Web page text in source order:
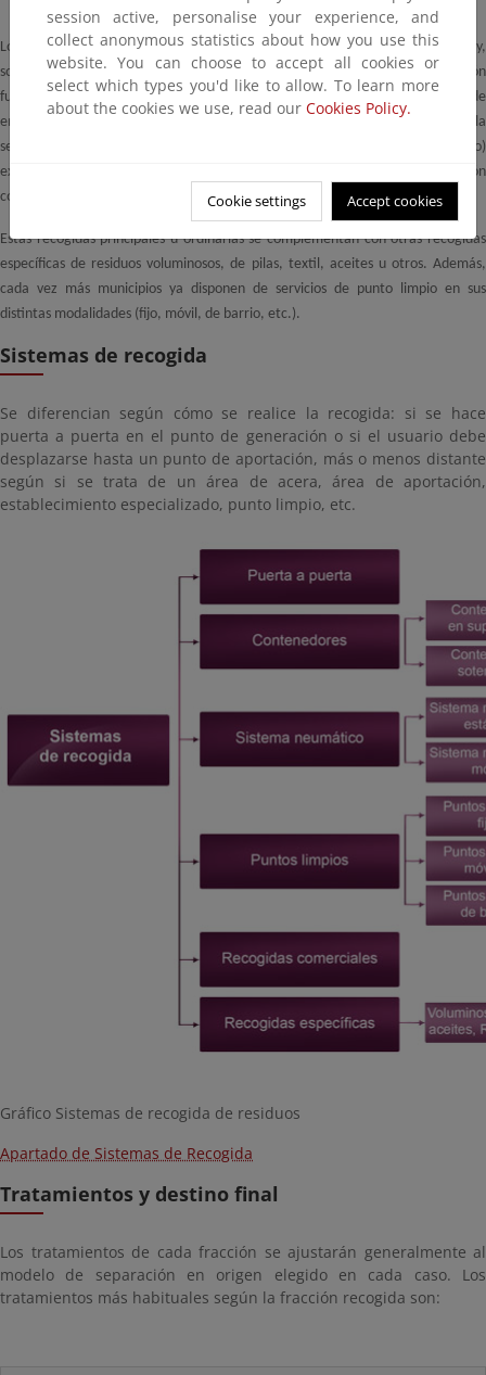
Los más habituales son el Tipo 1 (especialmente en Cataluña), Tipo 4 y,
sobretodo el Tipo 5. El modelo húmedo/seco (Tipo 2) realiza la separación
fundamentalmente de la fracción orgánica e inorgánica (incluye los residuos de
envases). El Tipo 6 es un modelo residual en España, que no integra la
separación de residuos de envases ligeros. Finalmente, el Tipo 3 (Multiproducto)
existe sólo en algunas zonas y recoge conjuntamente el residuo de papel-cartón
con los residuos de envases ligeros.
Estas recogidas principales u ordinarias se complementan con otras recogidas
específicas de residuos voluminosos, de pilas, textil, aceites u otros. Además,
cada vez más municipios ya disponen de servicios de punto limpio en sus
distintas modalidades (fijo, móvil, de barrio, etc.).
Sistemas de recogida
Se diferencian según cómo se realice la recogida: si se hace
puerta a puerta en el punto de generación o si el usuario debe
desplazarse hasta un punto de aportación, más o menos distante
según si se trata de un área de acera, área de aportación,
establecimiento especializado, punto limpio, etc.
Gráfico Sistemas de recogida de residuos
Apartado de Sistemas de Recogida
Tratamientos y destino final
Los tratamientos de cada fracción se ajustarán generalmente al
modelo de separación en origen elegido en cada caso. Los
tratamientos más habituales según la fracción recogida son:
session active, personalise your experience, and
collect anonymous statistics about how you use this
website. You can choose to accept all cookies or
select which types you'd like to allow. To learn more
about the cookies we use, read our Cookies Policy.
Cookie settings Accept cookies